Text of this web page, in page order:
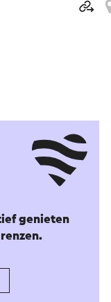
genieten